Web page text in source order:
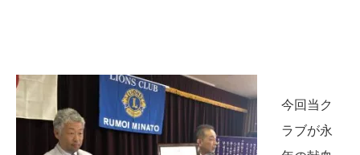
今回当ク
ラブが永